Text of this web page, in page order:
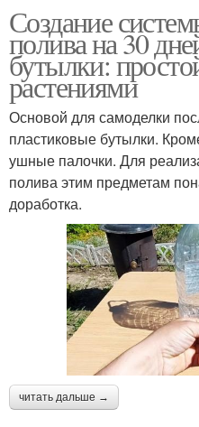
Создание
полива на 30
бутылки:
растениями
Основой для самоделки
пластиковые бутылки.
ушные палочки. Для
полива этим предметам
доработка.
читать дальше →